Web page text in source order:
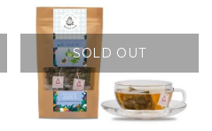
SOLD OUT